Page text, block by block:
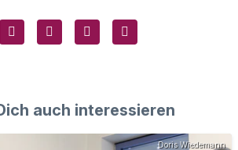
auch interessieren
Doris Wiedemann